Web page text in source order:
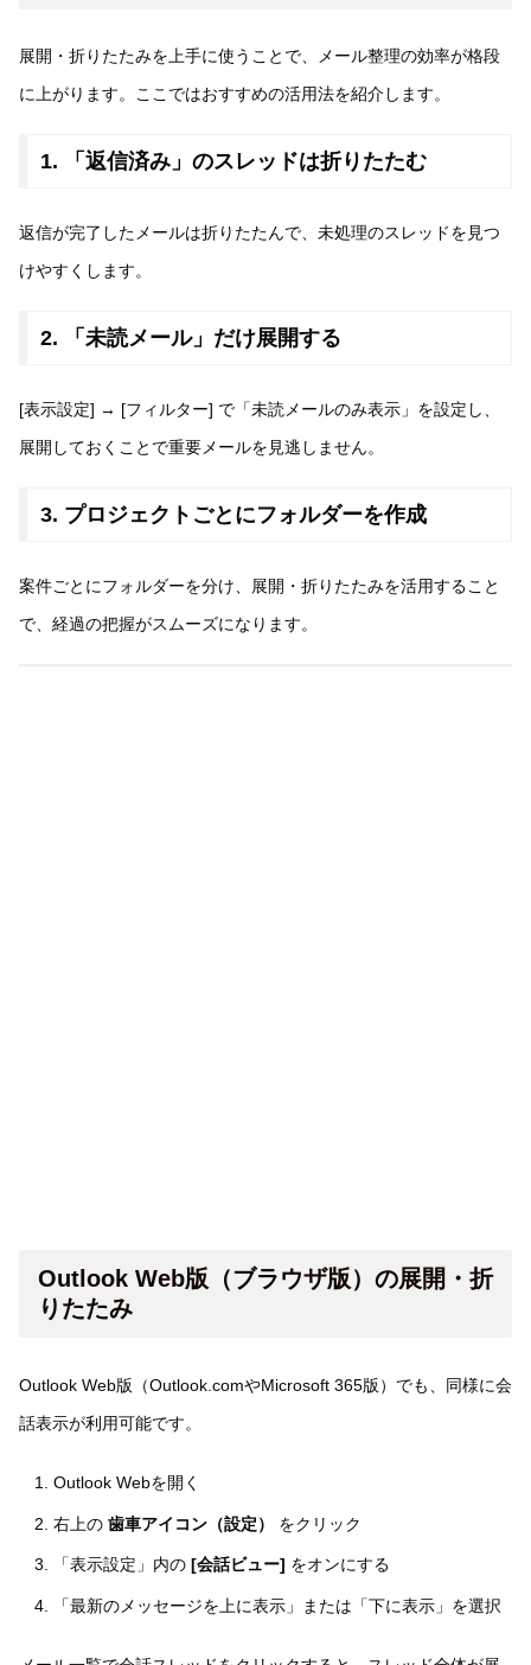
展開・折りたたみを上手に使うことで、メール整理の効率が格段
に上がります。ここではおすすめの活用法を紹介します。
1. 「返信済み」のスレッドは折りたたむ
返信が完了したメールは折りたたんで、未処理のスレッドを見つ
けやすくします。
2. 「未読メール」だけ展開する
[表示設定] → [フィルター] で「未読メールのみ表示」を設定し、
展開しておくことで重要メールを見逃しません。
3. プロジェクトごとにフォルダーを作成
案件ごとにフォルダーを分け、展開・折りたたみを活用すること
で、経過の把握がスムーズになります。
Outlook Web版（ブラウザ版）の展開・折
りたたみ
Outlook Web版（Outlook.comやMicrosoft 365版）でも、同様に会
話表示が利用可能です。
Outlook Webを開く
右上の 歯車アイコン（設定） をクリック
「表示設定」内の [会話ビュー] をオンにする
「最新のメッセージを上に表示」または「下に表示」を選択